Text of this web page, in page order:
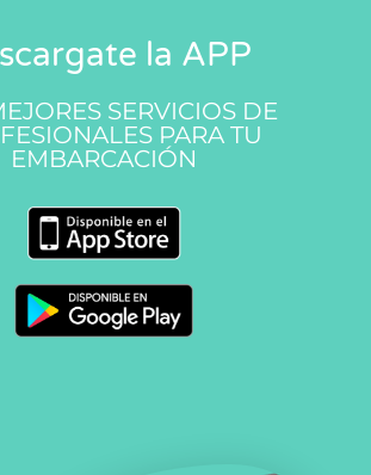
la APP
SERVICIOS DE
PARA TU
EMBARCACIÓN